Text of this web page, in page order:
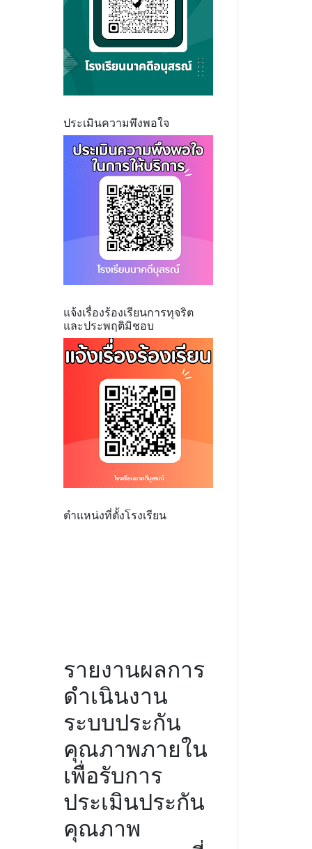
ประเมินความพึงพอใจ
แจ้งเรื่องร้องเรียนการทุจริต
และประพฤติมิชอบ
ตำแหน่งที่ตั้งโรงเรียน
รายงานผลการ
ดำเนินงาน
ระบบประกัน
คุณภาพภายใน
เพื่อรับการ
ประเมินประกัน
คุณภาพ